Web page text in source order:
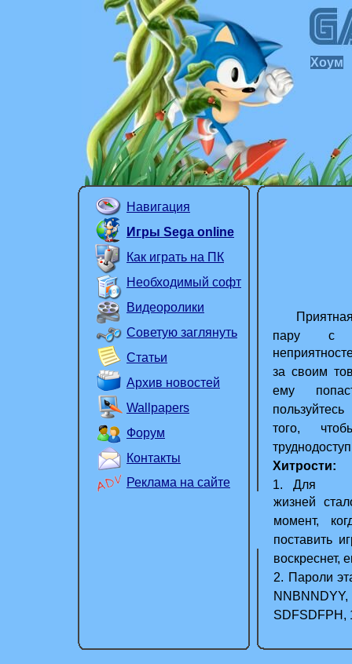
Приятная
пару с
джунгли
за своим
ему
того,
Хитрости:
1. Для
количество
жизней
момент,
поставить
воскреснет,
2. Пароли
SDFSDFPH,
Хоум
Навигация
Как играть на ПК
Необходимый софт
Советую заглянуть
Архив новостей
Wallpapers
Контакты
Статьи
Видеоролики
Реклама на сайте
Форум
Игры Sega online